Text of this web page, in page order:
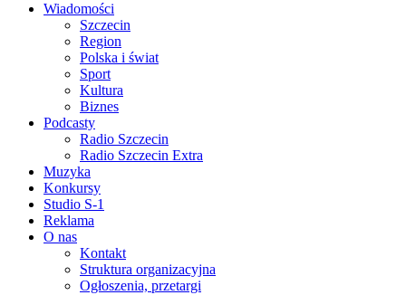
Wiadomości
Szczecin
Region
Polska i świat
Sport
Kultura
Biznes
Podcasty
Radio Szczecin
Radio Szczecin Extra
Muzyka
Konkursy
Studio S-1
Reklama
O nas
Kontakt
Struktura organizacyjna
Ogłoszenia, przetargi